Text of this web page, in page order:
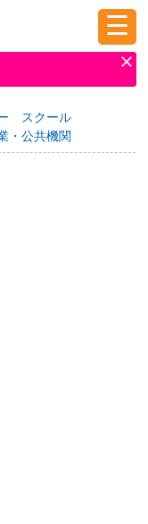
☰
スクール
・公共機関